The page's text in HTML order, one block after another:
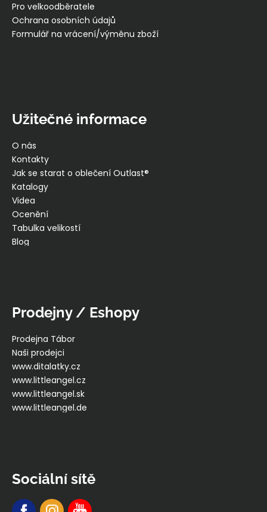
Pro velkoodběratele
Ochrana osobních údajů
Formulář na vrácení/výměnu zboží
Užitečné informace
O nás
Kontakty
Jak se starat o oblečení Outlast®
Katalogy
Videa
Ocenění
Tabulka velikostí
Blog
Prodejny / Eshopy
Prodejna Tábor
Naši prodejci
www.ditalatky.cz
www.littleangel.cz
www.littleangel.sk
www.littleangel.de
Sociální sítě